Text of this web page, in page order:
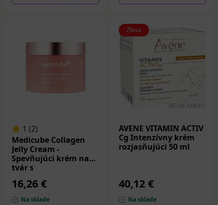
1 (2)
Medicube Collagen
Jelly Cream -
Spevňujúci krém na
tvár s
kolagénom 110 ml
16,26 €
Na sklade
Zľava
AVENE VITAMIN ACTIV
Cg Intenzívny krém
rozjasňujúci 50 ml
40,12 €
Na sklade